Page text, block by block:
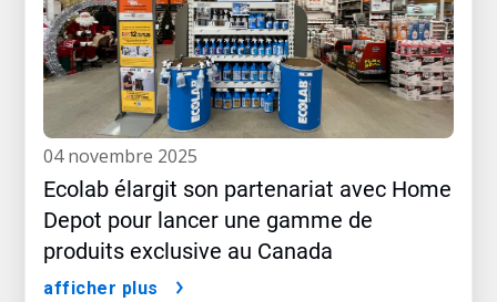
04 novembre 2025
Ecolab élargit son partenariat avec Home
Depot pour lancer une gamme de
produits exclusive au Canada
afficher plus